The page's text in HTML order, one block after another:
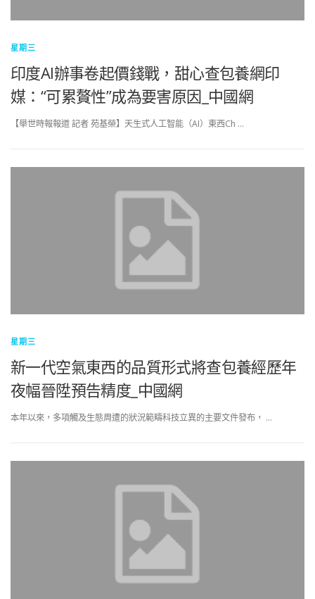
星期三
印度AI辦事卷起價錢戰，甜心查包養網印
媒：“可累贅性”成為要害原因_中國網
【舉世時報報道 記者 苑基榮】天生式人工智能（AI）東西Ch …
星期三
新一代空氣東西的品質形式將查包養經歷年
夜幅晉陞預告精度_中國網
本年以來，多項觸及生態周遭的狀況範疇科技立異的主要文件發布， …